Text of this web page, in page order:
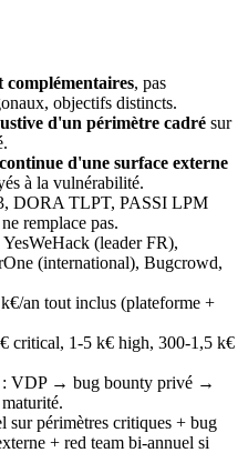
complémentaires, pas
objectifs distincts.
d'un périmètre cadré sur
d'une surface externe
à la vulnérabilité.
DORA TLPT, PASSI LPM
remplace pas.
YesWeHack (leader FR),
(international), Bugcrowd,
an tout inclus (plateforme +
critical, 1-5 k€ high, 300-1,5 k€
: VDP → bug bounty privé →
sur périmètres critiques + bug
+ red team bi-annuel si